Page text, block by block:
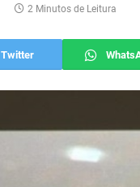
2 Minutos de Leitura
Twitter